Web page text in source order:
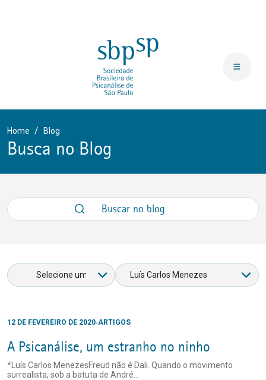
Home Blog
Busca no Blog
12 DE FEVEREIRO DE 2020 ARTIGOS
A Psicanálise, um estranho no ninho
*Luís Carlos MenezesFreud não é Dali. Quando o movimento
surrealista, sob a batuta de André...